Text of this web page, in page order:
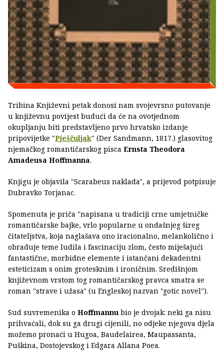
Tribina Književni petak donosi nam svojevrsno putovanje
u književnu povijest budući da će na ovotjednom
okupljanju biti predstavljeno prvo hrvatsko izdanje
pripovijetke "Pješčuljak" (Der Sandmann, 1817.) glasovitog
njemačkog romantičarskog pisca Ernsta Theodora
Amadeusa Hoffmanna.
Knjigu je objavila "Scarabeus naklada", a prijevod potpisuje
Dubravko Torjanac.
Spomenuta je priča "napisana u tradiciji crne umjetničke
romantičarske bajke, vrlo popularne u ondašnjeg šireg
čitateljstva, koja naglašava ono iracionalno, melankolično i
obraduje teme ludila i fascinaciju zlom, često miješajući
fantastične, morbidne elemente i istančani dekadentni
esteticizam s onim grotesknim i ironičnim. Središnjom
književnom vrstom tog romantičarskog pravca smatra se
roman "strave i užasa" (u Engleskoj nazvan "gotic novel").
Sud suvremenika o Hoffmannu bio je dvojak: neki ga nisu
prihvaćali, dok su ga drugi cijenili, no odjeke njegova djela
možemo pronaći u Hugoa, Baudelairea, Maupassanta,
Puškina, Dostojevskog i Edgara Allana Poea.